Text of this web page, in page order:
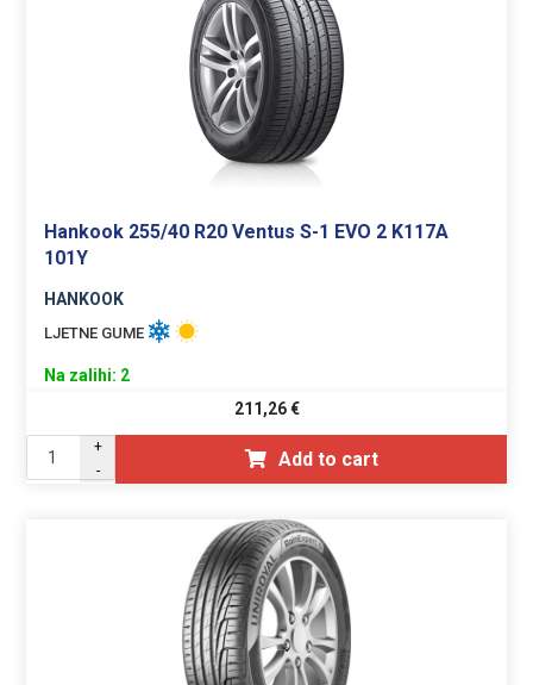
Hankook 255/40 R20 Ventus S-1 EVO 2 K117A
101Y
HANKOOK
LJETNE GUME
Na zalihi: 2
211,26€
+
-
Add to cart